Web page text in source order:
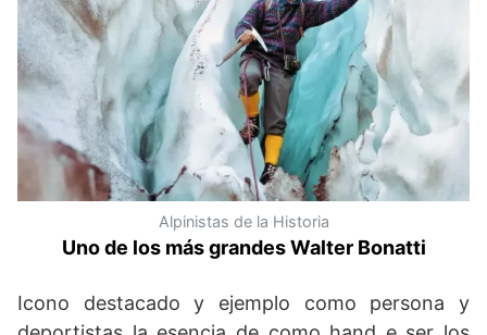
Alpinistas de la Historia
Uno de los más grandes Walter Bonatti
Icono destacado y ejemplo como persona y